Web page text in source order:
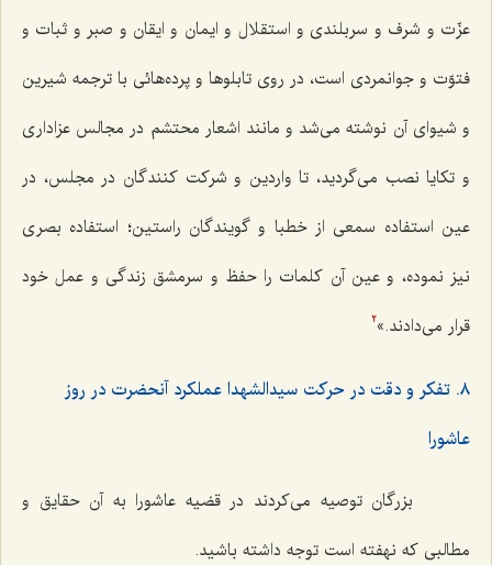
عزّت و شرف و سربلندی و استقلال و ایمان و ایقان و صبر و ثبات و
فتوّت و جوانمردی است، در روی تابلوها و پرده‌هائی با ترجمه شیرین
و شیوای آن نوشته می‌شد و مانند اشعار محتشم در مجالس عزاداری
و تکایا نصب می‌گردید، تا واردین و شرکت کنندگان در مجلس، در
عین استفاده سمعی از خطبا و گویندگان راستین؛ استفاده بصری
نیز نموده، و عین آن کلمات را حفظ و سرمشق زندگی و عمل خود
قرار می‌دادند.»2
٨. تفکر و دقت در حرکت سیدالشهدا عملکرد آنحضرت در روز
عاشورا
بزرگان توصیه می‌کردند در قضیه عاشورا به آن حقایق و
مطالبی که نهفته است توجه داشته باشید.